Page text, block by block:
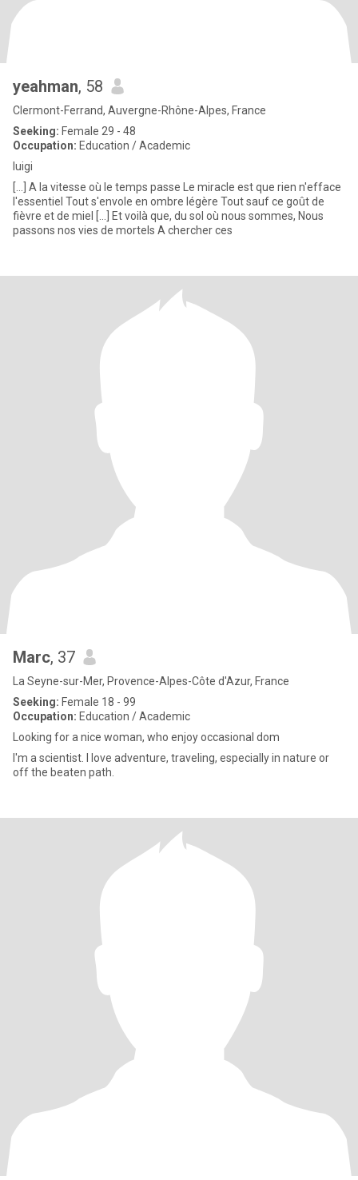
yeahman, 58
Clermont-Ferrand, Auvergne-Rhône-Alpes, France
Seeking: Female 29 - 48
Occupation: Education / Academic
luigi
[...] A la vitesse où le temps passe Le miracle est que rien n'efface
l'essentiel Tout s'envole en ombre légère Tout sauf ce goût de
fièvre et de miel [...] Et voilà que, du sol où nous sommes, Nous
passons nos vies de mortels A chercher ces
Marc, 37
La Seyne-sur-Mer, Provence-Alpes-Côte d'Azur, France
Seeking: Female 18 - 99
Occupation: Education / Academic
Looking for a nice woman, who enjoy occasional dom
I'm a scientist. I love adventure, traveling, especially in nature or
off the beaten path.